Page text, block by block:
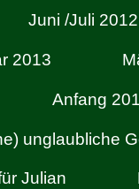
Juni /Juli 2012
2013
Anfang
unglaubliche
Julian